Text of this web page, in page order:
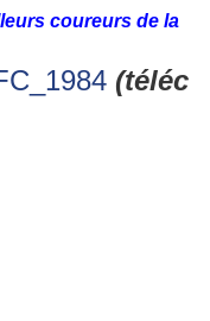
coureurs de la
(téléc